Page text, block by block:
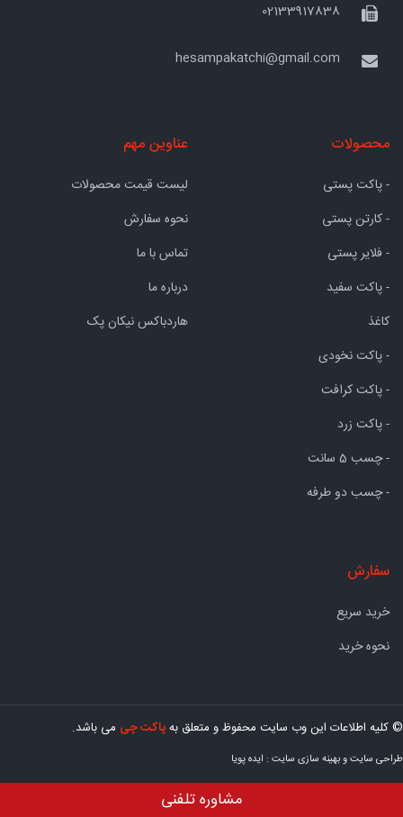
02133917838
hesampakatchi@gmail.com
محصولات
- پاکت پستی
- کارتن پستی
- فلایر پستی
- پاکت سفید
کاغذ
- پاکت نخودی
- پاکت کرافت
- پاکت زرد
- چسب 5 سانت
- چسب دو طرفه
عناوین مهم
لیست قیمت محصولات
نحوه سفارش
تماس با ما
درباره ما
هاردباکس نیکان پک
سفارش
خرید سریع
نحوه خرید
© کلیه اطلاعات این وب سایت محفوظ و متعلق بهپاکت چی می باشد.
طراحی سایتوبهینه سازی سایت : ایده پویا
مشاوره تلفنی